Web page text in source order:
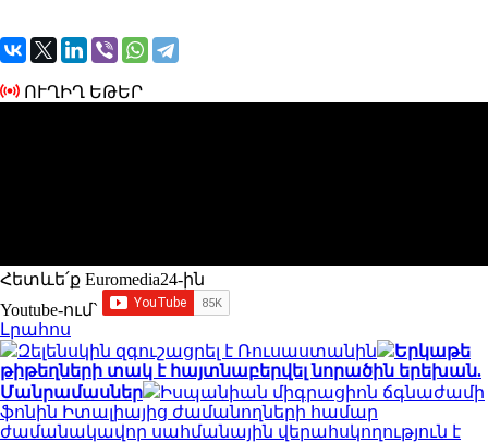
ՈՒՂԻՂ ԵԹԵՐ
Հետևե՛ք Euromedia24-ին
Youtube-ում`
Լրահոս
Զելենսկին զգուշացրել է Ռուսաստանին
Երկաթե
թիթեղների տակ է հայտնաբերվել նորածին երեխան.
Մանրամասներ
Իսպանիան միգրացիոն ճգնաժամի
ֆոնին Իտալիայից ժամանողների համար
ժամանակավոր սահմանային վերահսկողություն է